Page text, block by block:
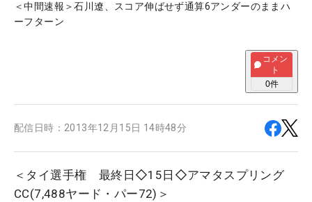
＜中間速報＞石川遼、スコア伸ばせず通算6アンダーのままハ
ーフターン
コメン
ト
0件
配信日時： 2013年12月15日 14時48分
＜タイ選手権 最終日◇15日◇アマタスプリング
CC(7,488ヤード・パー72)＞